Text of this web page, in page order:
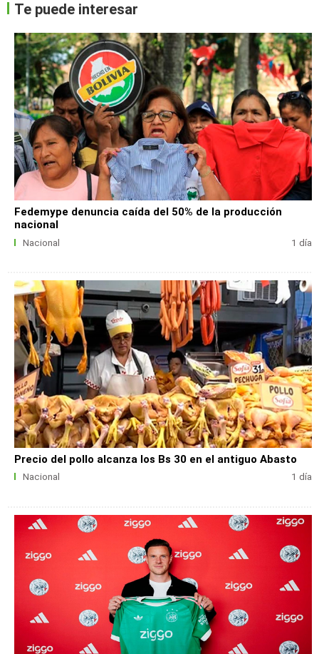
Te puede interesar
Fedemype denuncia caída del 50% de la producción
nacional
Nacional 1 día
Precio del pollo alcanza los Bs 30 en el antiguo Abasto
Nacional 1 día